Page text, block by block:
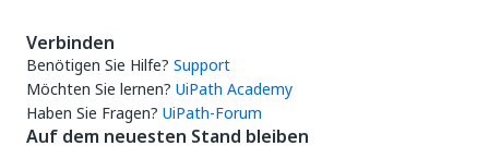
Verbinden
Benötigen Sie Hilfe? Support
Möchten Sie lernen? UiPath Academy
Haben Sie Fragen? UiPath-Forum
Auf dem neuesten Stand bleiben